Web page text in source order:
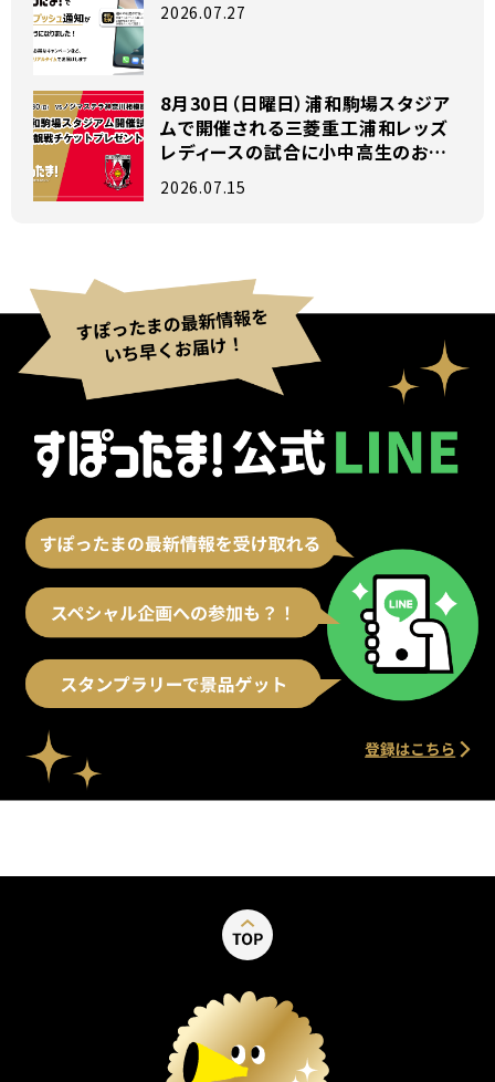
2026.07.27
8月30日（日曜日）浦和駒場スタジア
ムで開催される三菱重工浦和レッズ
レディースの試合に小中高生のお子
様がいらっしゃるファミリー200組を
ご招待！！
2026.07.15